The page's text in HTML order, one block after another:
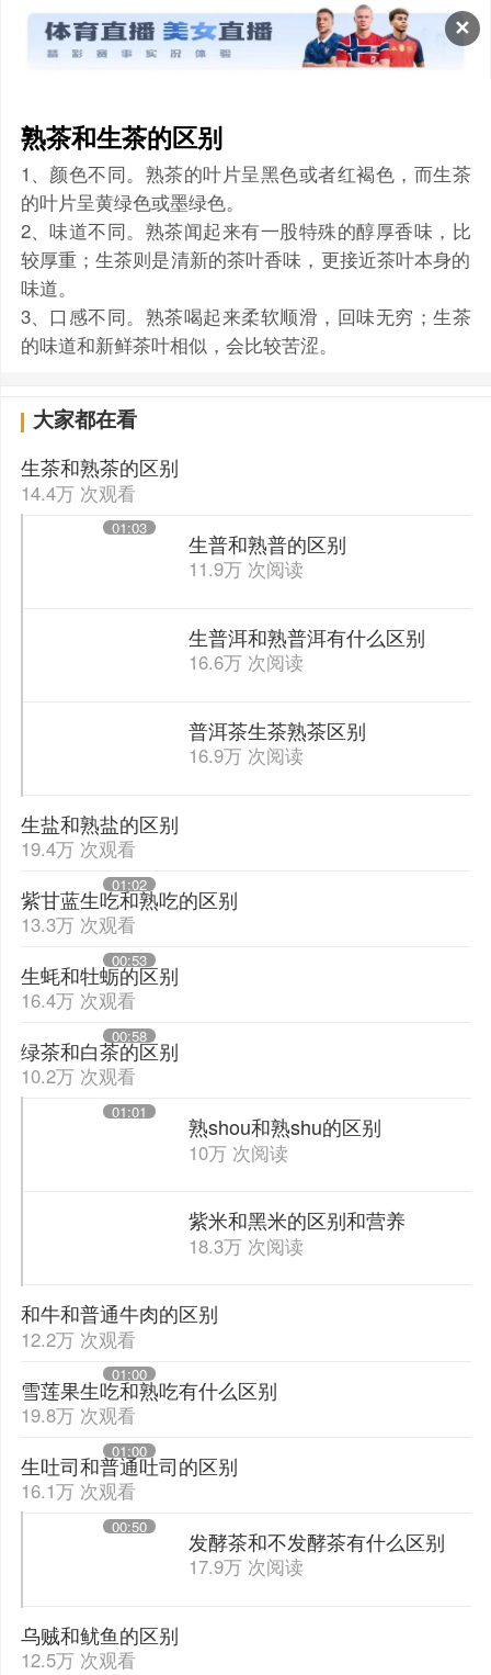
✕
熟茶和生茶的区别
1、颜色不同。熟茶的叶片呈黑色或者红褐色，而生茶
的叶片呈黄绿色或墨绿色。
2、味道不同。熟茶闻起来有一股特殊的醇厚香味，比
较厚重；生茶则是清新的茶叶香味，更接近茶叶本身的
味道。
3、口感不同。熟茶喝起来柔软顺滑，回味无穷；生茶
的味道和新鲜茶叶相似，会比较苦涩。
大家都在看
01:03
生茶和熟茶的区别
14.4万 次观看
生普和熟普的区别
11.9万 次阅读
生普洱和熟普洱有什么区别
16.6万 次阅读
普洱茶生茶熟茶区别
16.9万 次阅读
01:02
生盐和熟盐的区别
19.4万 次观看
00:53
紫甘蓝生吃和熟吃的区别
13.3万 次观看
00:58
生蚝和牡蛎的区别
16.4万 次观看
01:01
绿茶和白茶的区别
10.2万 次观看
熟shou和熟shu的区别
10万 次阅读
紫米和黑米的区别和营养
18.3万 次阅读
01:00
和牛和普通牛肉的区别
12.2万 次观看
01:00
雪莲果生吃和熟吃有什么区别
19.8万 次观看
00:50
生吐司和普通吐司的区别
16.1万 次观看
发酵茶和不发酵茶有什么区别
17.9万 次阅读
乌贼和鱿鱼的区别
12.5万 次观看